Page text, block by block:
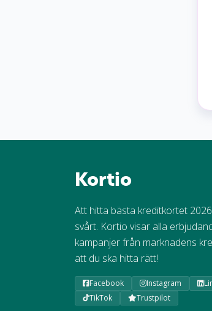
Kortio
Att hitta bästa kreditkortet
svårt. Kortio visar alla
kampanjer från marknadens
att du ska hitta rätt!
Facebook Instagram
TikTok
Trustpilot